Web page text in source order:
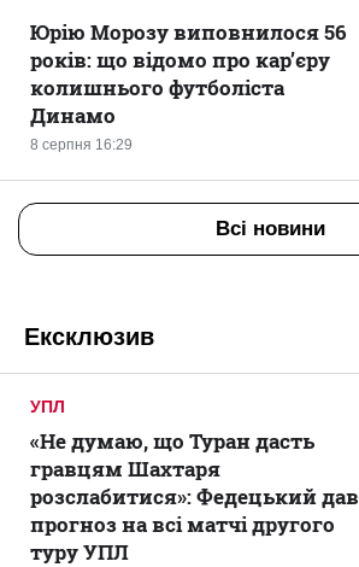
8 серпня 16:29
Юрію Морозу виповнилося 56
років: що відомо про кар’єру
колишнього футболіста
Динамо
Всі новини
Ексклюзив
УПЛ
«Не думаю, що Туран дасть
гравцям Шахтаря
розслабитися»: Федецький дав
прогноз на всі матчі другого
туру УПЛ